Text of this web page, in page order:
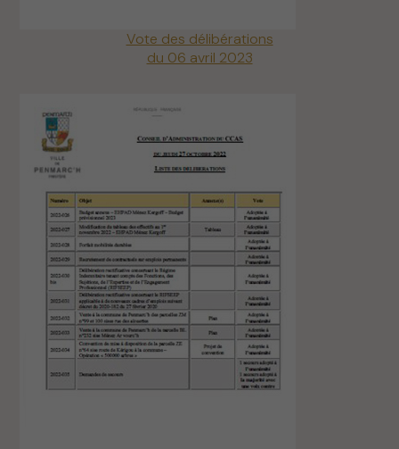
Vote des délibérations
du 06 avril 2023